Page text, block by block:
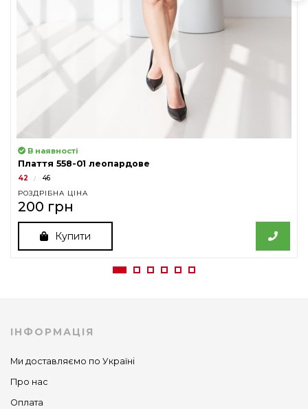
В наявності
Плаття 558-01 леопардове
42 46
РОЗДРІБНА ЦІНА
200 грн
Купити
ІНФОРМАЦІЯ
Ми доставляємо по Україні
Про нас
Оплата